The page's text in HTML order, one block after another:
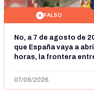
FALSO
No, a 7 de agosto de
que España vaya a
horas, la frontera
07/08/2026